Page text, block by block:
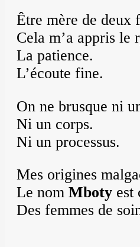
Être mère de deux
Cela m’a appris le
La patience.
L’écoute fine.
On ne brusque ni
Ni un corps.
Ni un processus.
Mes origines
Le nom Mboty est
Des femmes de